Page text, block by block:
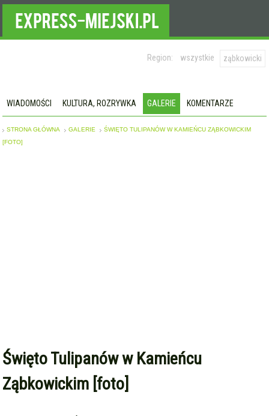
Region: wszystkie ząbkowicki
WIADOMOŚCI KULTURA, ROZRYWKA GALERIE KOMENTARZE
STRONA GŁÓWNA GALERIE
ŚWIĘTO TULIPANÓW W KAMIEŃCU ZĄBKOWICKIM
[FOTO]
Święto Tulipanów w Kamieńcu
Ząbkowickim [foto]